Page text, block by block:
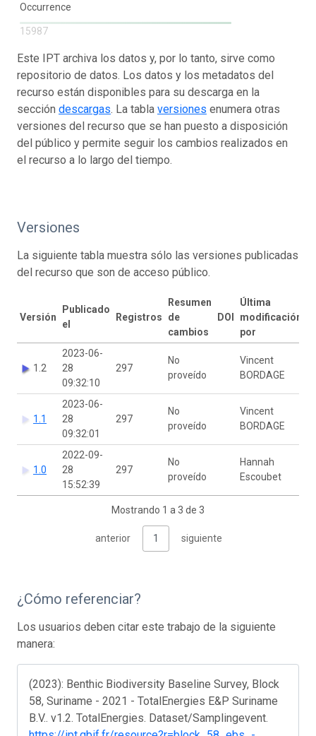
Occurrence
15987
Este IPT archiva los datos y, por lo tanto, sirve como
repositorio de datos. Los datos y los metadatos del
recurso están disponibles para su descarga en la
sección descargas. La tabla versiones enumera otras
versiones del recurso que se han puesto a disposición
del público y permite seguir los cambios realizados en
el recurso a lo largo del tiempo.
Versiones
La siguiente tabla muestra sólo las versiones publicadas
del recurso que son de acceso público.
Versión
Publicado
el
Registros
Resumen
de
cambios
DOI
Última
modificación
por
1.2
2023-06-
28
09:32:10
297
No
proveído
Vincent
BORDAGE
1.1
2023-06-
28
09:32:01
297
No
proveído
Vincent
BORDAGE
1.0
2022-09-
28
15:52:39
297
No
proveído
Hannah
Escoubet
Mostrando 1 a 3 de 3
anterior 1 siguiente
¿Cómo referenciar?
Los usuarios deben citar este trabajo de la siguiente
manera:
(2023): Benthic Biodiversity Baseline Survey, Block
58, Suriname - 2021 - TotalEnergies E&P Suriname
B.V.. v1.2. TotalEnergies. Dataset/Samplingevent.